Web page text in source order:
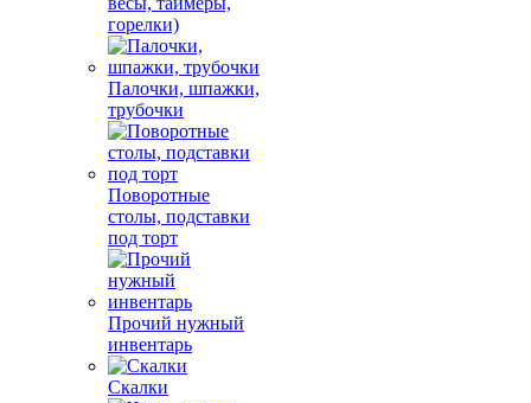
горелки)
Палочки, шпажки,
трубочки
Поворотные
столы, подставки
под торт
Прочий нужный
инвентарь
Скалки